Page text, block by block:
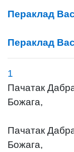
Пераклад
Пераклад
1
Пачатак
Божага,
Пачатак
Божага,